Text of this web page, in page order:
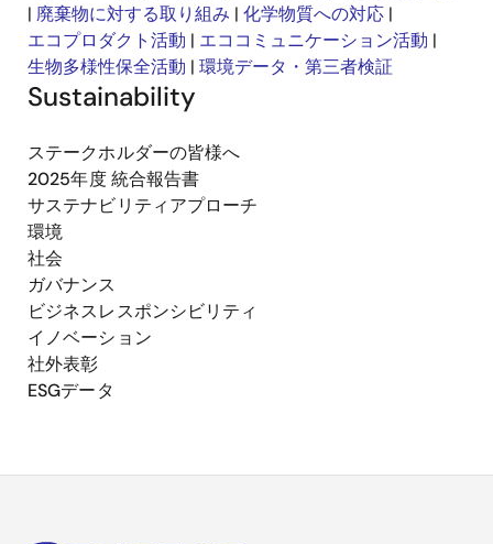
| 廃棄物に対する取り組み | 化学物質への対応 |
エコプロダクト活動 | エココミュニケーション活動 |
生物多様性保全活動 | 環境データ・第三者検証
Sustainability
ステークホルダーの皆様へ
2025年度 統合報告書
サステナビリティアプローチ
環境
社会
ガバナンス
ビジネスレスポンシビリティ
イノベーション
社外表彰
ESGデータ